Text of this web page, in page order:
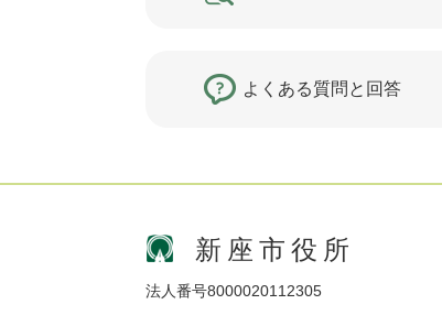
よくある質問と回答
新座市役所
法人番号8000020112305